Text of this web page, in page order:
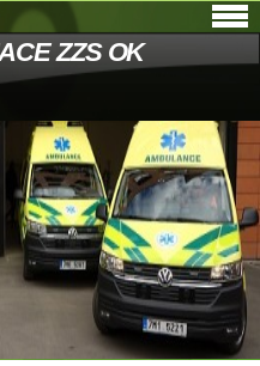
ZZS OK